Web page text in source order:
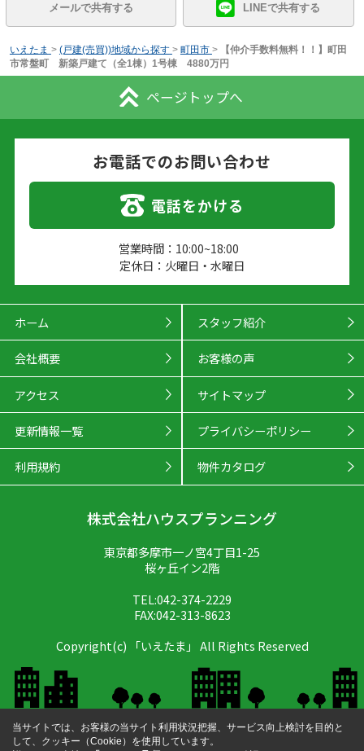
メールで共有する LINEで共有する
いえたま > (戸建(売買))地域から探す > 町田市 >
【仲介手数料無料！！】町田
市常盤町 新築戸建て（全1棟）1号棟 4880万円
ページトップへ
お電話でのお問い合わせ
電話をかける
営業時間：10:00~18:00
定休日：火曜日・水曜日
ホーム スタッフ紹介
会社概要 お客様の声
アクセス サイトマップ
更新情報一覧 プライバシーポリシー
利用規約 物件カタログ
株式会社ハウスプランニング
東京都多摩市一ノ宮4丁目1-25
桜ヶ丘イン2階
TEL:042-374-2229
FAX:042-313-8623
Copyright(c) 「いえたま」 All Rights Reserved
当サイトでは、お客様の当サイト利用状況把握、サービス向上検討を目的と
して、クッキー（Cookie）を使用しています。